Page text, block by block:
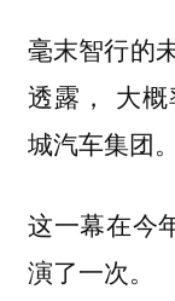
毫末智行的
透露， 大
城汽车集团。
这一幕在今
演了一次。